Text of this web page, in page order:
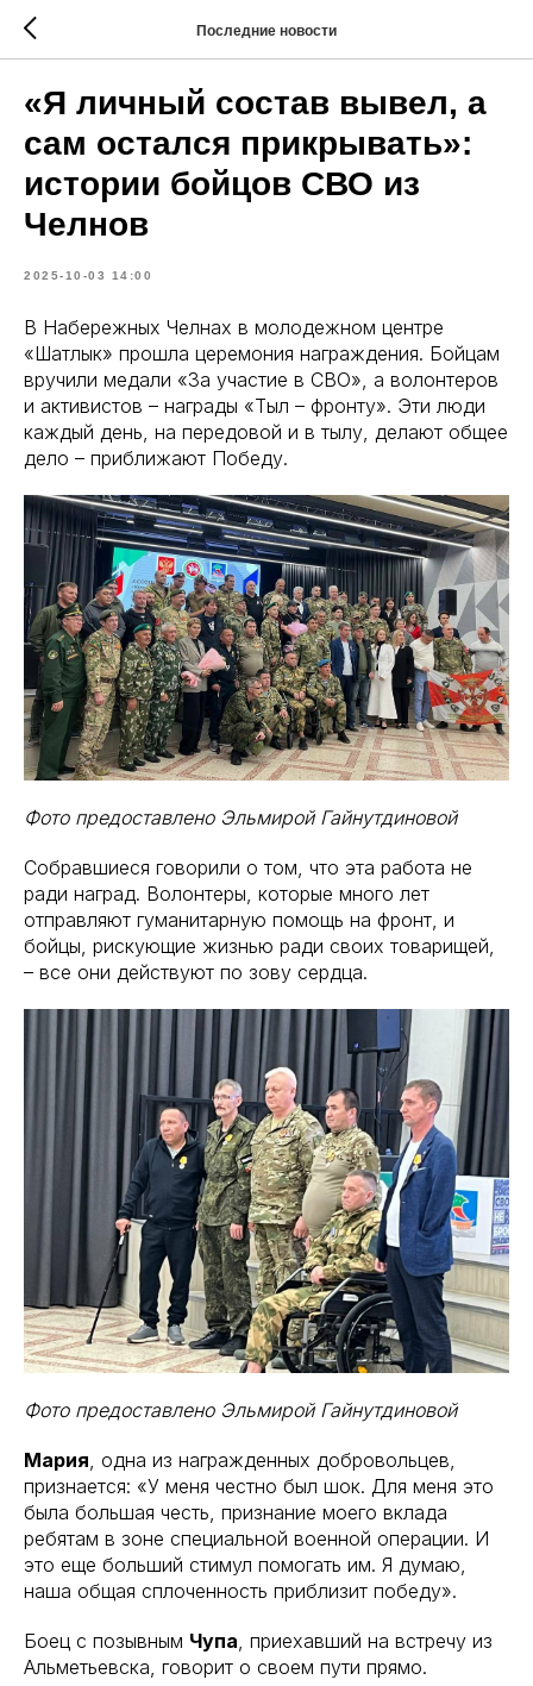
Последние новости
«Я личный состав вывел, а
сам остался прикрывать»:
истории бойцов СВО из
Челнов
2025-10-03 14:00
В Набережных Челнах в молодежном центре
«Шатлык» прошла церемония награждения. Бойцам
вручили медали «За участие в СВО», а волонтеров
и активистов – награды «Тыл – фронту». Эти люди
каждый день, на передовой и в тылу, делают общее
дело – приближают Победу.
Фото предоставлено Эльмирой Гайнутдиновой
Собравшиеся говорили о том, что эта работа не
ради наград. Волонтеры, которые много лет
отправляют гуманитарную помощь на фронт, и
бойцы, рискующие жизнью ради своих товарищей,
– все они действуют по зову сердца.
Фото предоставлено Эльмирой Гайнутдиновой
Мария, одна из награжденных добровольцев,
признается: «У меня честно был шок. Для меня это
была большая честь, признание моего вклада
ребятам в зоне специальной военной операции. И
это еще больший стимул помогать им. Я думаю,
наша общая сплоченность приблизит победу».
Боец с позывным Чупа, приехавший на встречу из
Альметьевска, говорит о своем пути прямо.